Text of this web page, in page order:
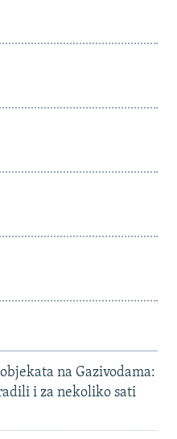
na Gazivodama:
i za nekoliko sati